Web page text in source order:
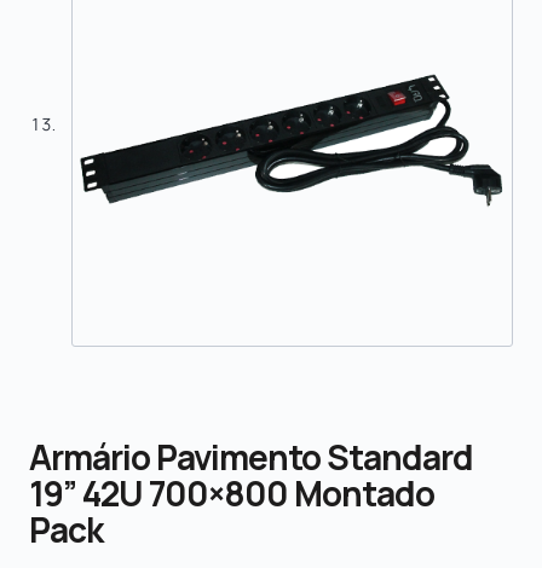
Armário Pavimento Standard
19” 42U 700×800 Montado
Pack